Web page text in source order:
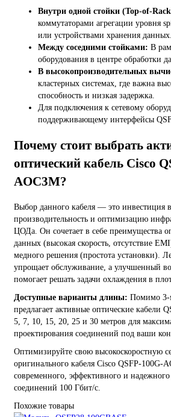
Внутри одной стойки (Top-of-
коммутаторами агрегации уровня
или устройствами хранения данных.
Между соседними стойками: В
оборудования в центре обработки
В высокопроизводительных
кластерных системах, где важна
способность и низкая задержка.
Для подключения к сетевому
поддерживающему интерфейсы
Почему стоит выбрать
оптический кабель Cisco
AOC3M?
Выбор данного кабеля — это инвестиция
производительность и оптимизацию
ЦОДа. Он сочетает в себе преимущества
данных (высокая скорость, отсутствие
медного решения (простота установки).
упрощает обслуживание, а улучшенный
помогает решать задачи охлаждения в
Доступные варианты длины: Помимо 3-
предлагает активные оптические кабели
5, 7, 10, 15, 20, 25 и 30 метров для
проектирования соединений под ваши
Оптимизируйте свою высокоскоростную
оригинального кабеля Cisco QSFP-100G-
современного, эффективного и
соединений 100 Гбит/с.
Похожие товары